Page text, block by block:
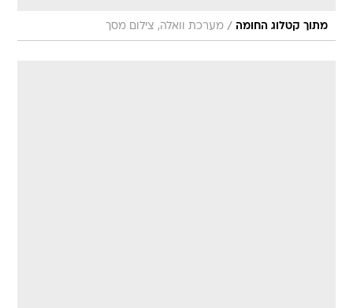
מתוך קטלוג החומה / מערכת וואלה, צילום מסך